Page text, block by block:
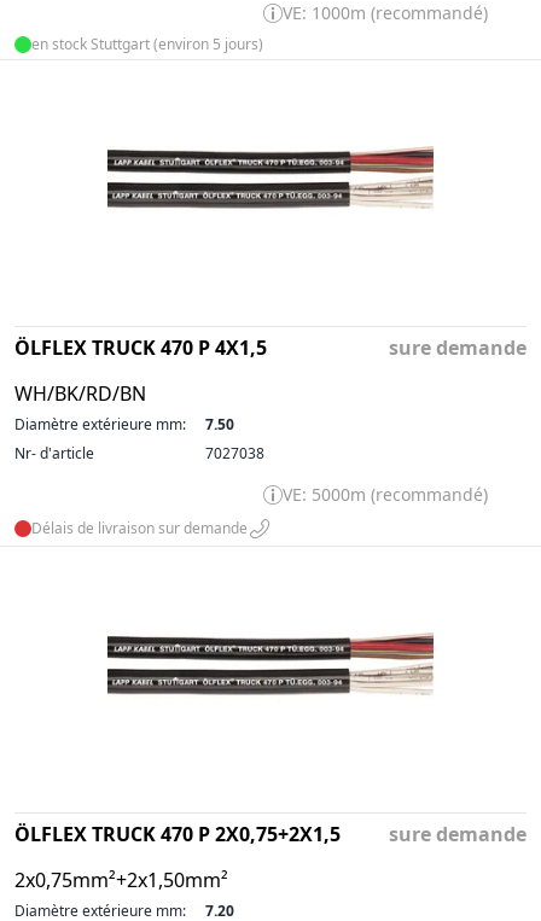
VE: 1000m (recommandé)
en stock Stuttgart (environ 5 jours)
ÖLFLEX TRUCK 470 P 4X1,5
WH/BK/RD/BN
sure demande
Diamètre extérieure mm:
7.50
Nr- d'article
7027038
VE: 5000m (recommandé)
Délais de livraison sur demande
ÖLFLEX TRUCK 470 P 2X0,75+2X1,5
2x0,75mm²+2x1,50mm²
sure demande
Diamètre extérieure mm:
7.20